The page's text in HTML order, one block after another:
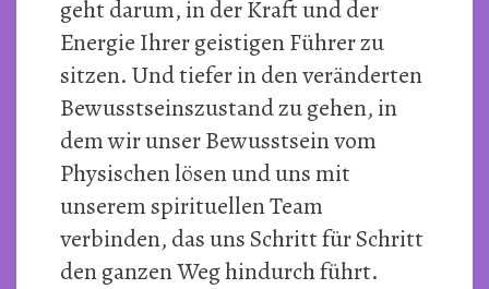
geht darum, in der Kraft und der
Energie Ihrer geistigen Führer zu
sitzen. Und tiefer in den veränderten
Bewusstseinszustand zu gehen, in
dem wir unser Bewusstsein vom
Physischen lösen und uns mit
unserem spirituellen Team
verbinden, das uns Schritt für Schritt
den ganzen Weg hindurch führt.